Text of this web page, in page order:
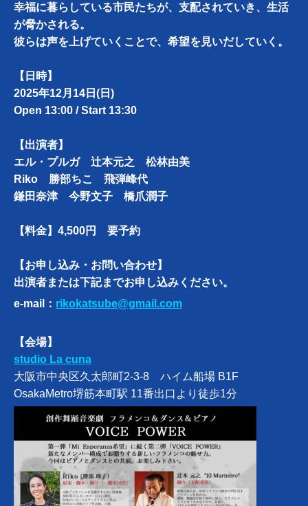
幸福に暮らしている市民たちが、支配されていき、生活
が脅かされる。
彼らは声を上げていくことで、希望を見いだしていく。
【日時】
2025年12月14日(日)
Open 13:00 / Start 13:30
【出演者】
エル・プルガ 辻󠄀本元之 松林由美
Riko 勝部ちこ 飛弾峰代
鎌田奈津 今野文子 橋爪潤子
【料金】4,500円 要予約
【お申し込み・お問い合わせ】
出演者または下記までお申し込みください。
e-mail： rikokatsube@gmail.com
【会場】
studio La cuna
大阪市中央区久太郎町2-3-8 ハイム船場 B1F
OsakaMetro堺筋本町駅 11番出口より徒歩1分